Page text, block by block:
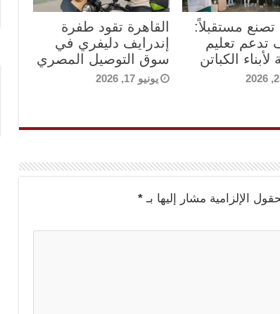
تصنع مستقبلاً:
تدعم تعليم
لأبناء الكباتن
القاهرة تقود طفرة
إندرايف دليفري في
سوق التوصيل المصري
يونيو 17, 2026
الإلزامية مشار إليها بـ*